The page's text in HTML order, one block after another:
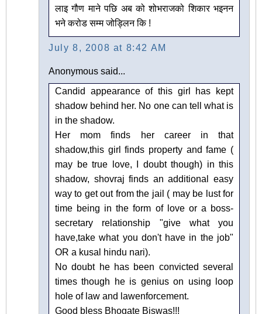
लाइ गौण माने पछि अब को शोभराजको शिकार भइनन
भने करोड सम्म जोड्लिन कि !
July 8, 2008 at 8:42 AM
Anonymous said...
Candid appearance of this girl has kept
shadow behind her. No one can tell what is
in the shadow.
Her mom finds her career in that
shadow,this girl finds property and fame (
may be true love, I doubt though) in this
shadow, shovraj finds an additional easy
way to get out from the jail ( may be lust for
time being in the form of love or a boss-
secretary relationship "give what you
have,take what you don't have in the job"
OR a kusal hindu nari).
No doubt he has been convicted several
times though he is genius on using loop
hole of law and lawenforcement.
Good bless Bhogate Biswas!!!